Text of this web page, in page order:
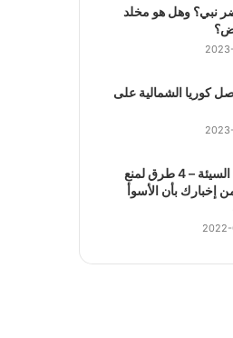
نبي؟ وهل هو مخلد
كوريا الشمالية على
التنبؤات السيئة – 4 طرق لمنع
إخبارك بأن الأسوأ